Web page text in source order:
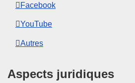
Facebook
YouTube
Autres
Aspects juridiques